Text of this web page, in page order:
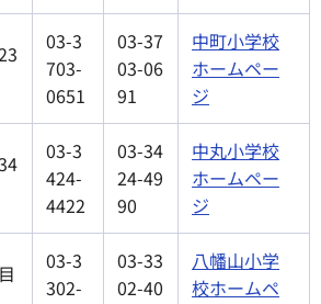
03-3
703-
0651
03-37
03-06
91
中町小学校
ホームペー
ジ
03-3
424-
4422
03-34
24-49
90
中丸小学校
ホームペー
ジ
03-3
302-
03-33
02-40
八幡山小学
校ホームペ